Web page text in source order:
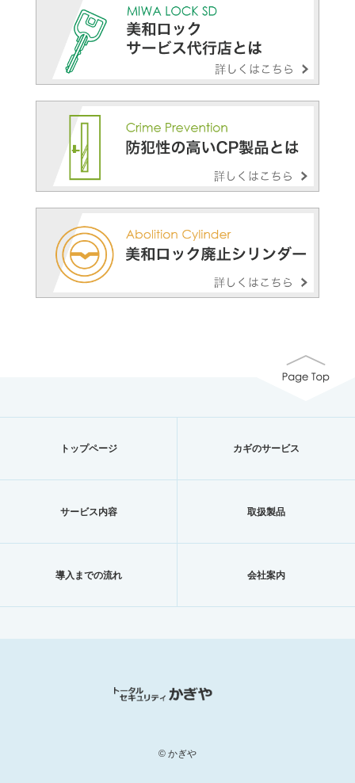
トップページ カギのサービス
サービス内容 取扱製品
導入までの流れ 会社案内
© かぎや